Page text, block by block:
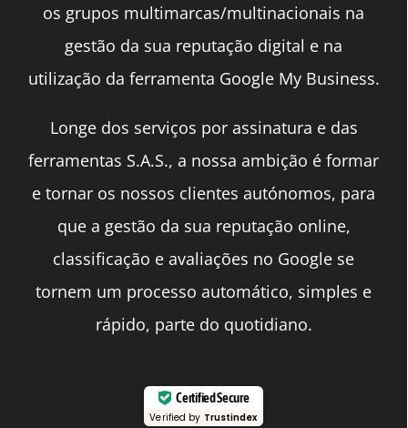
os grupos multimarcas/multinacionais na
gestão da sua reputação digital e na
utilização da ferramenta Google My Business.
Longe dos serviços por assinatura e das
ferramentas S.A.S., a nossa ambição é formar
e tornar os nossos clientes autónomos, para
que a gestão da sua reputação online,
classificação e avaliações no Google se
tornem um processo automático, simples e
rápido, parte do quotidiano.
Certified Secure
Verified by Trustindex